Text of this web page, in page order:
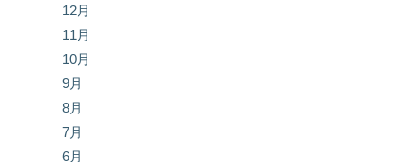
12月
11月
10月
9月
8月
7月
6月